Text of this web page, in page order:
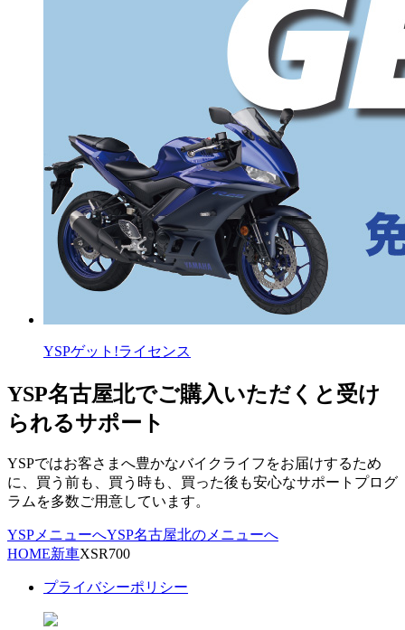
YSPゲット!ライセンス
YSP名古屋北でご購入いただくと受け
られるサポート
YSPではお客さまへ豊かなバイクライフをお届けするため
に、買う前も、買う時も、買った後も安心なサポートプログ
ラムを多数ご用意しています。
YSPメニューへYSP名古屋北のメニューへ
HOME新車XSR700
プライバシーポリシー